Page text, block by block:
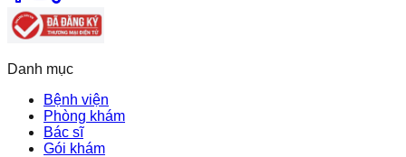
Danh mục
Bệnh viện
Phòng khám
Bác sĩ
Gói khám